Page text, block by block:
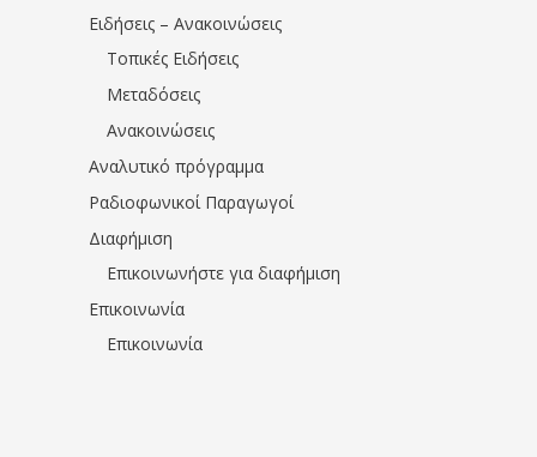
Ειδήσεις – Ανακοινώσεις
Τοπικές Ειδήσεις
Μεταδόσεις
Ανακοινώσεις
Αναλυτικό πρόγραμμα
Ραδιοφωνικοί Παραγωγοί
Διαφήμιση
Επικοινωνήστε για διαφήμιση
Επικοινωνία
Επικοινωνία